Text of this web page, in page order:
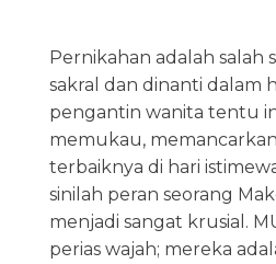
Pernikahan adalah salah
sakral dan dinanti dalam
pengantin wanita tentu
memukau,
terbaiknya di hari
sinilah peran seorang
menjadi sangat krusial.
perias wajah; mereka